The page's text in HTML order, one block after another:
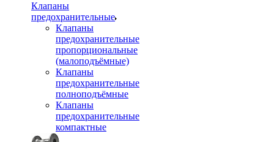
Клапаны
предохранительные
Клапаны
предохранительные
пропорциональные
(малоподъёмные)
Клапаны
предохранительные
полноподъёмные
Клапаны
предохранительные
компактные